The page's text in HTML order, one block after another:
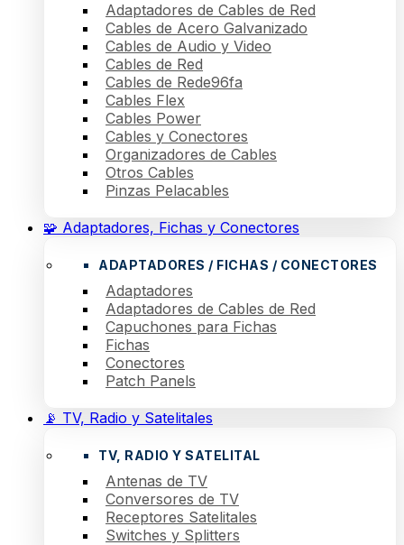
Adaptadores de Cables de Red
Cables de Acero Galvanizado
Cables de Audio y Video
Cables de Red
Cables de Rede96fa
Cables Flex
Cables Power
Cables y Conectores
Organizadores de Cables
Otros Cables
Pinzas Pelacables
🧩 Adaptadores, Fichas y Conectores
ADAPTADORES / FICHAS / CONECTORES
Adaptadores
Adaptadores de Cables de Red
Capuchones para Fichas
Fichas
Conectores
Patch Panels
📡 TV, Radio y Satelitales
TV, RADIO Y SATELITAL
Antenas de TV
Conversores de TV
Receptores Satelitales
Switches y Splitters